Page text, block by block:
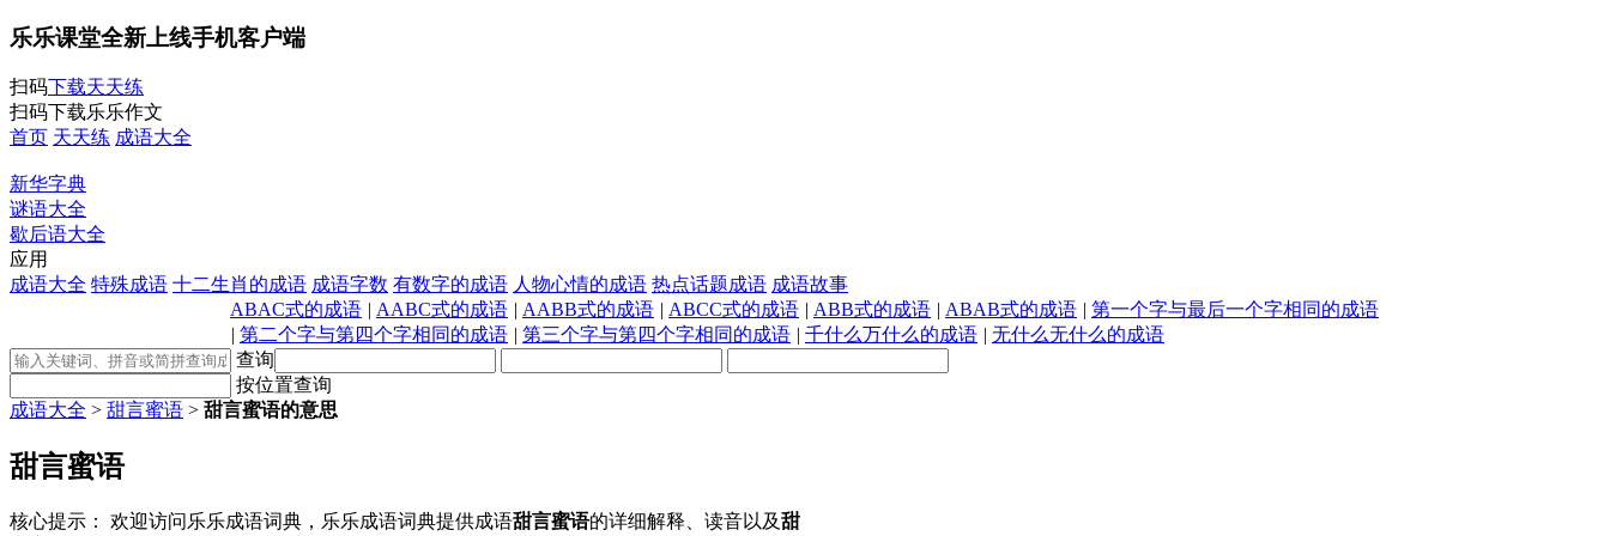
乐乐课堂全新上线手机客户端
扫码下载天天练
扫码下载乐乐作文
首页 天天练 成语大全
新华字典
谜语大全
歇后语大全
应用
成语大全 特殊成语 十二生肖的成语 成语字数 有数字的成语 人物心情的成语 热点话题成语 成语故事
ABAC式的成语 | AABC式的成语 | AABB式的成语 | ABCC式的成语 | ABB式的成语 | ABAB式的成语 | 第一个字与最后一个字相同的成语
| 第二个字与第四个字相同的成语 | 第三个字与第四个字相同的成语 | 千什么万什么的成语 | 无什么无什么的成语
查询
按位置查询
成语大全 > 甜言蜜语 > 甜言蜜语的意思
甜言蜜语
核心提示： 欢迎访问乐乐成语词典，乐乐成语词典提供成语甜言蜜语的详细解释、读音以及甜